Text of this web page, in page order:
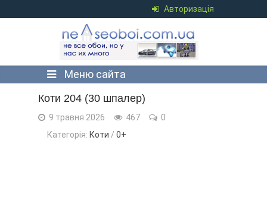
Авторизація
Меню сайта
Коти 204 (30 шпалер)
9 травня 2026 467
0
Категорія: Коти / 0+